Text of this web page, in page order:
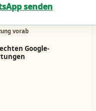
senden
vorab
Google-